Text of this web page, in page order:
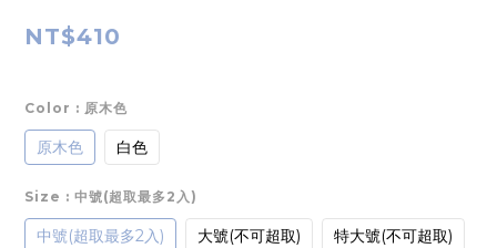
NT$410
Color : 原木色
原木色 白色
Size : 中號(超取最多2入)
中號(超取最多2入) 大號(不可超取) 特大號(不可超取)